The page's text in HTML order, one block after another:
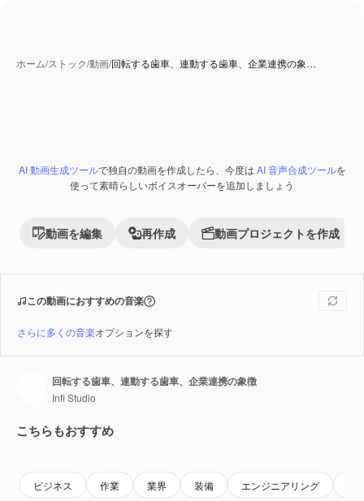
ホーム/ストック/動画/回転する歯車、連動する歯車、企業連携の象…
Premium
AI 動画生成ツールで独自の動画を作成したら、今度は AI 音声合成ツールを
使って素晴らしいボイスオーバーを追加しましょう
動画を編集 再作成 動画プロジェクトを作成
この動画におすすめの音楽
さらに多くの音楽オプションを探す
回転する歯車、連動する歯車、企業連携の象徴
Infi Studio
こちらもおすすめ
ビジネス 作業 業界 装備 エンジニアリング